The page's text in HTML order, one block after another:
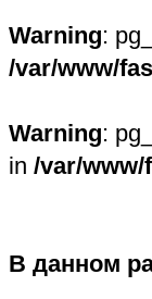
Warning:
/var/www/
Warning:
in /var/www/
В данном